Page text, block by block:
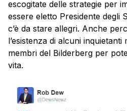
escogitate delle strategie per
essere eletto Presidente degli
c’è da stare allegri. Anche
l’esistenza di alcuni
membri del Bilderberg per
vita.